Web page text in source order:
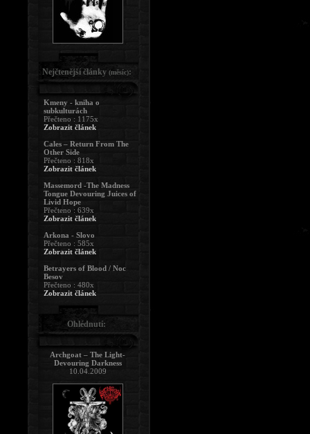
Nejčtenější články (měsíc):
Kmeny - kniha o
subkulturách
Přečteno : 1175x
Zobrazit článek
Cales – Return From The
Other Side
Přečteno : 818x
Zobrazit článek
Massemord -The Madness
Tongue Devouring Juices of
Livid Hope
Přečteno : 639x
Zobrazit článek
Arkona - Slovo
Přečteno : 585x
Zobrazit článek
Betrayers of Blood / Noc
Besov
Přečteno : 480x
Zobrazit článek
Ohlédnutí:
Archgoat – The Light-
Devouring Darkness
10.04.2009